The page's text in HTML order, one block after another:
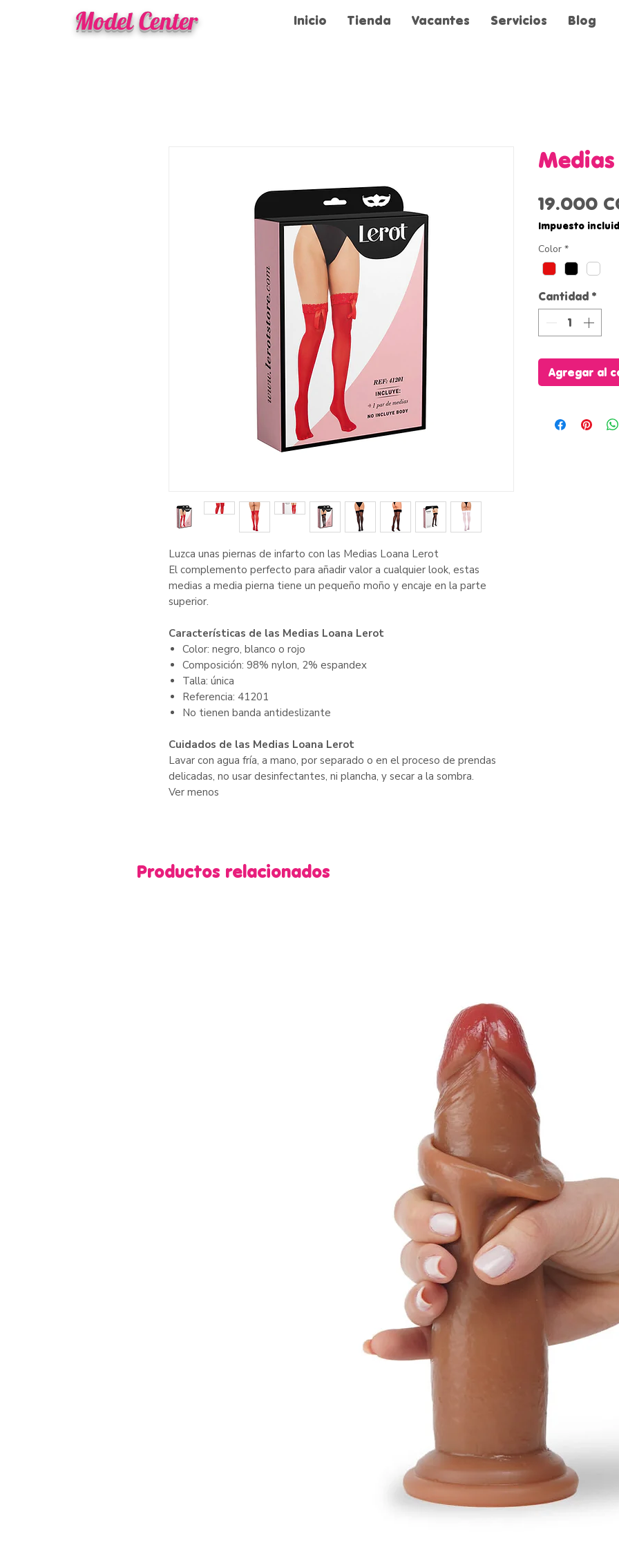
Model Center Inicio Tienda Vacantes Servicios Blog
Luzca unas piernas de infarto con las Medias Loana Lerot
El complemento perfecto para añadir valor a cualquier look, estas
medias a media pierna tiene un pequeño moño y encaje en la parte
superior.
Características de las Medias Loana Lerot
Color: negro, blanco o rojo
Composición: 98% nylon, 2% espandex
Talla: única
Referencia: 41201
No tienen banda antideslizante
Cuidados de las Medias Loana Lerot
Lavar con agua fría, a mano, por separado o en el proceso de prendas
delicadas, no usar desinfectantes, ni plancha, y secar a la sombra.
Ver menos
19.000
Impuesto
Color *
Cantidad *
Agregar al
Productos relacionados